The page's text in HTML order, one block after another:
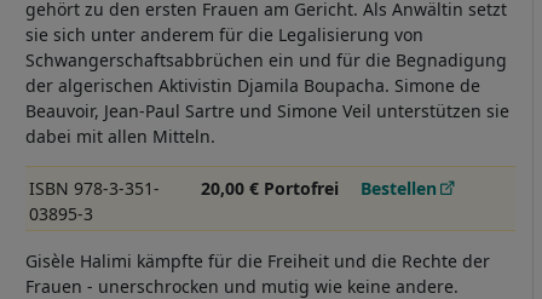
gehört zu den ersten Frauen am Gericht. Als Anwältin setzt
sie sich unter anderem für die Legalisierung von
Schwangerschaftsabbrüchen ein und für die Begnadigung
der algerischen Aktivistin Djamila Boupacha. Simone de
Beauvoir, Jean-Paul Sartre und Simone Veil unterstützen sie
dabei mit allen Mitteln.
ISBN 978-3-351-
03895-3
20,00 € Portofrei Bestellen
Gisèle Halimi kämpfte für die Freiheit und die Rechte der
Frauen - unerschrocken und mutig wie keine andere.